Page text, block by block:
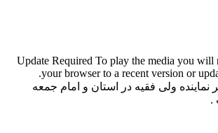
Update Required To play the media you will
your browser to a recent version or
.
نماینده ولی فقیه در استان و امام جمعه
.